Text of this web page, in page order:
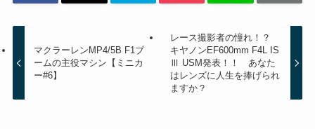
マクラーレンMP4/5B F1ブ
ームの主役マシン【ミニカ
ー#6】
レース撮影者の憧れ！？
キヤノンEF600mm F4L IS
Ⅲ USM発表！！ あなた
はレンズに人生を捧げられ
ますか？